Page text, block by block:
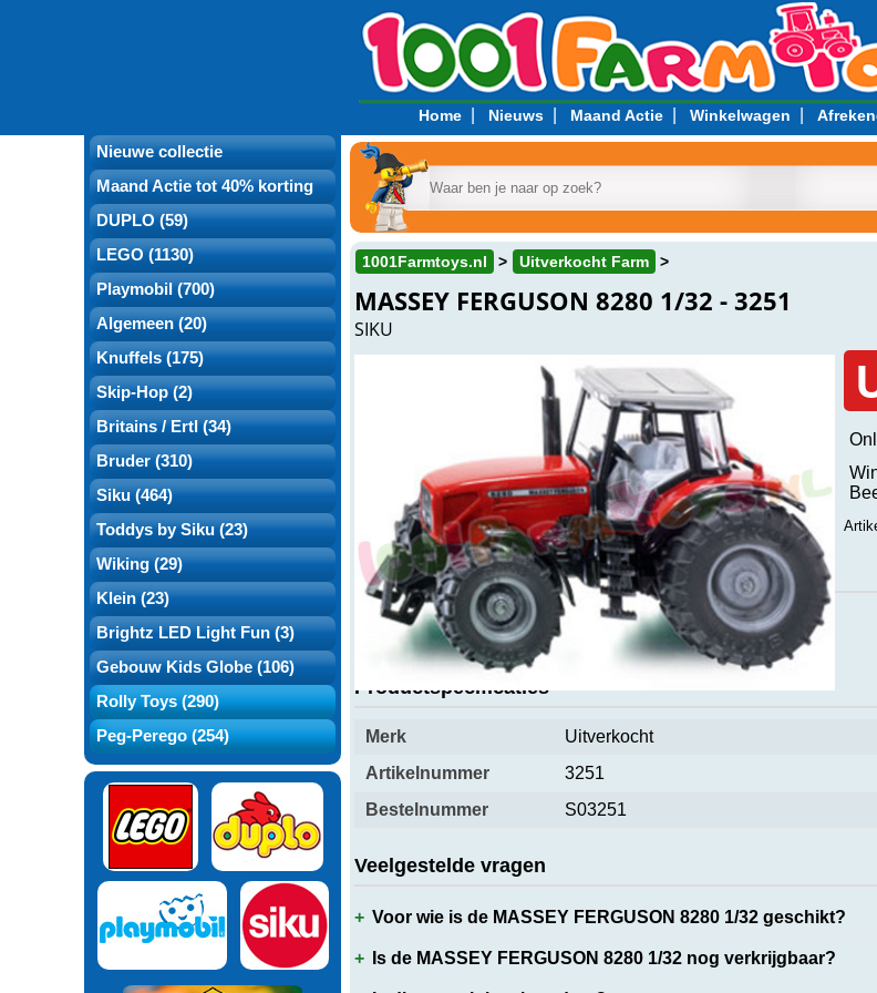
Home| Nieuws| Maand Actie| Winkelwagen
Nieuwe collectie
Maand Actie tot 40% korting
DUPLO (59)
LEGO (1130)
Playmobil (700)
Algemeen (20)
Knuffels (175)
Skip-Hop (2)
Britains / Ertl (34)
Bruder (310)
Siku (464)
Toddys by Siku (23)
Wiking (29)
Klein (23)
Brightz LED Light Fun (3)
Gebouw Kids Globe (106)
Rolly Toys (290)
Peg-Perego (254)
1001Farmtoys.nl Uitverkocht Farm
MASSEY FERGUSON 8280 1/32 - 3251
SIKU
Over dit product
Productspecificaties
Merk
Uitverkocht
Artikelnummer
3251
Bestelnummer
S03251
Veelgestelde vragen
Voor wie is de MASSEY FERGUSON 8280 1/32 geschikt?
Is de MASSEY FERGUSON 8280 1/32 nog verkrijgbaar?